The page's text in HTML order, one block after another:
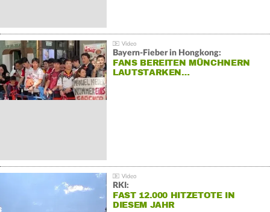
Bayern-Fieber in Hongkong:
FANS BEREITEN MÜNCHNERN
LAUTSTARKEN…
RKI:
FAST 12.000 HITZETOTE IN
DIESEM JAHR